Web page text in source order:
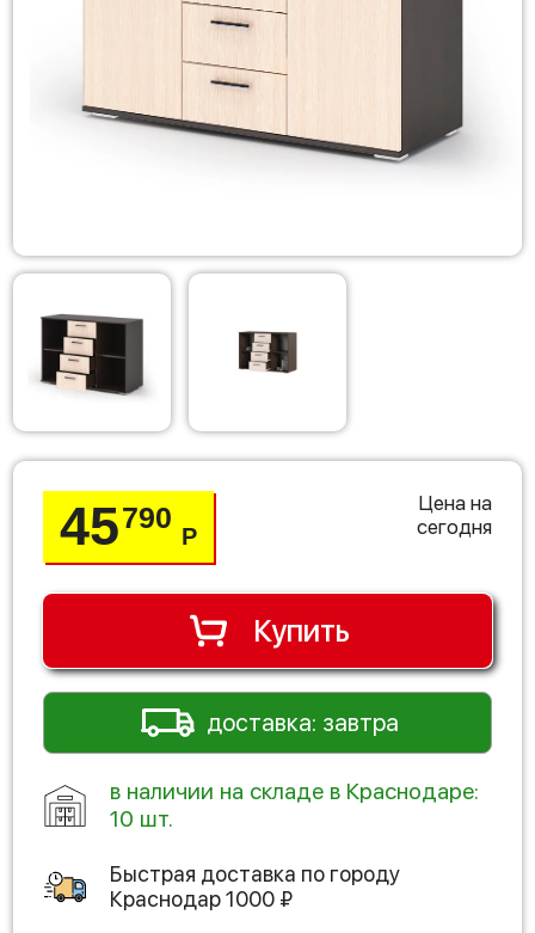
45790
Р
Цена на
сегодня
Купить
доставка: завтра
в наличии на складе в Краснодаре:
10 шт.
Быстрая доставка по городу
Краснодар1000 ₽